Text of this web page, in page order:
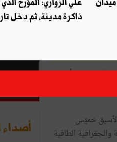
هو محور أيام
الأسبق خميّس
الطاقية
علي الزواري: المؤرخ
ذاكرة مدينة، ثم دخل